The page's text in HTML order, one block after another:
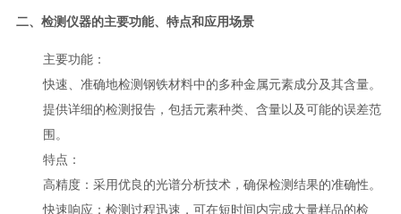
二、检测仪器的主要功能、特点和应用场景
主要功能：
快速、准确地检测钢铁材料中的多种金属元素成分及其含量。
提供详细的检测报告，包括元素种类、含量以及可能的误差范
围。
特点 ：
高精度：采用优良的光谱分析技术，确保检测结果的准确性。
快速响应：检测过程迅速，可在短时间内完成大量样品的检